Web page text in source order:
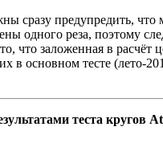
сразу предупредить,
одного реза, поэтому
что заложенная в расчёт
в основном тесте (лето-
теста кругов